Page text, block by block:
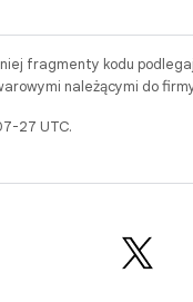
fragmenty kodu
należącymi do
27 UTC.